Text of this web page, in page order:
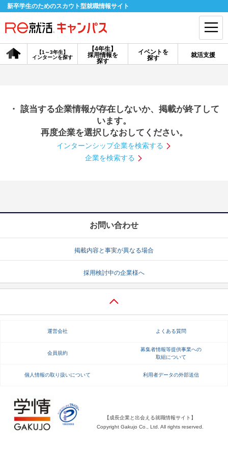
新卒学生のためのスカウト型就職情報サイト
【4年生】
採用情報を
探す
【1～3年生】
インターンを探す
イベントを
探す
就活支援
会員登録 ログイン
探す
【4年生】
説明会を探す
インターンを探す
就活ノウハウ・サポート
就活支援
就活ノウハウが満載！ お役立ち記事・相談室など
適職診断 就活チャンネル
・ 該当する企業情報が存在しないか、掲載が終了して
います。
再度企業を選択しなおしてください。
インターンシップ企業を検索する
企業を検索する
お問い合わせ
掲載内容と事実が異なる場合
採用検討中の企業様へ
運営会社 よくある質問
会員規約
募集者情報等提供事業への
取組について
個人情報の取り扱いについて 利用者データの外部送信
【成長企業と出会える就職情報サイト】
Copyright Gakujo Co., Ltd. All rights reserved.